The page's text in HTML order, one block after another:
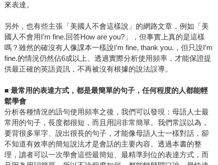
來表達。
另外，也有些主張「美國人不會這樣說」的網路文章，例如「美
國人不會用I’m fine.回答How are you?」，但事實上真的是這樣
嗎？雖然的確沒有人像課本一樣說I’m fine, thank you.，但只說I’m
fine.的情況仍然佔6成以上。透過實際分析使用頻率，才能保證提
供最正確的英語資訊，不再被沒有根據的說法誤導。
■ 最常用的表達方式，都是最簡單的句子，任何程度的人都能輕
鬆學會
分析各種情況的語句使用頻率之後，我們可以發現：母語人士最
常用的句子，長度都很短，而且用詞非常簡單。我們常誤以為，
要背很多單字、說出很長的句子，才能像母語人士一樣對話，卻
不知道有效率的簡短說法才是會話的主要內容。透過本書的整
理，讀者可以一次學會這些最簡短、最精準到位的表達方式，而